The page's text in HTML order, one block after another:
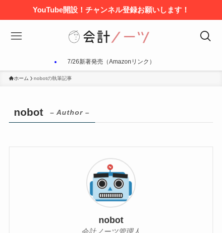
YouTube開設！チャンネル登録お願いします！
7/26新著発売（Amazonリンク）
ホーム nobotの執筆記事
nobot – Author –
nobot